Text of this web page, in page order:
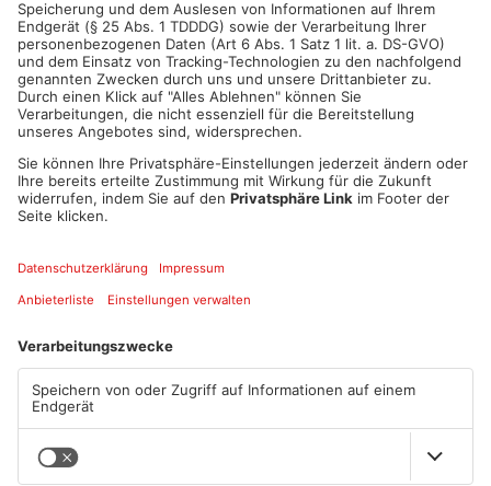
Standort
Streitberghalle
Mechenharder Straße 302
63906 Erlenbach/Streit
ANZEIGE